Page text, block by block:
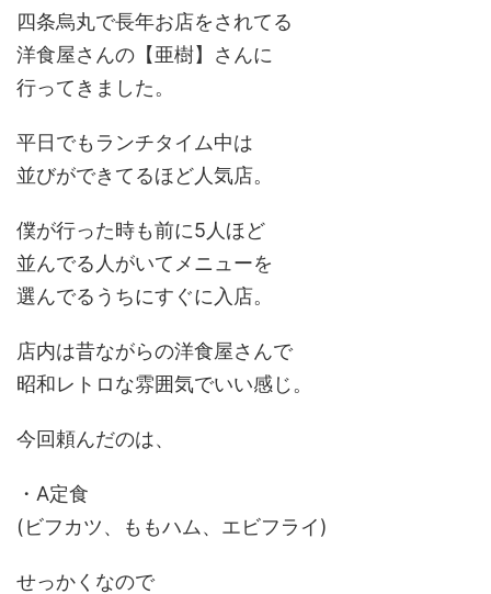
四条烏丸で長年お店をされてる
洋食屋さんの【亜樹】さんに
行ってきました。
平日でもランチタイム中は
並びができてるほど人気店。
僕が行った時も前に5人ほど
並んでる人がいてメニューを
選んでるうちにすぐに入店。
店内は昔ながらの洋食屋さんで
昭和レトロな雰囲気でいい感じ。
今回頼んだのは、
・A定食
(ビフカツ、ももハム、エビフライ)
せっかくなので